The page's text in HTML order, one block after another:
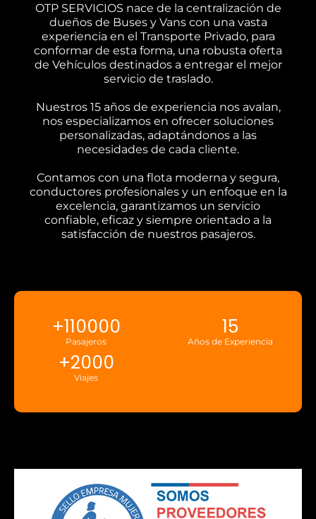
OTP SERVICIOS nace de la centralización de
dueños de Buses y Vans con una vasta
experiencia en el Transporte Privado, para
conformar de esta forma, una robusta oferta
de Vehículos destinados a entregar el mejor
servicio de traslado.
Nuestros 15 años de experiencia nos avalan,
nos especializamos en ofrecer soluciones
personalizadas, adaptándonos a las
necesidades de cada cliente.
Contamos con una flota moderna y segura,
conductores profesionales y un enfoque en la
excelencia, garantizamos un servicio
confiable, eficaz y siempre orientado a la
satisfacción de nuestros pasajeros.
Pasajeros
+110000
Años de Experiencia
15
Viajes
+2000